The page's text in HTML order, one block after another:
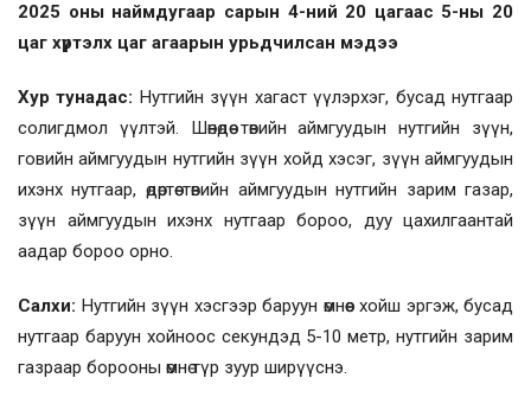
2025 оны наймдугаар сарын 4-ний 20 цагаас 5-ны 20
цаг хүртэлх цаг агаарын урьдчилсан мэдээ
Хур тунадас: Нутгийн зүүн хагаст үүлэрхэг, бусад нутгаар
солигдмол үүлтэй. Шөнөдөө төвийн аймгуудын нутгийн зүүн,
говийн аймгуудын нутгийн зүүн хойд хэсэг, зүүн аймгуудын
ихэнх нутгаар, өдөртөө төвийн аймгуудын нутгийн зарим газар,
зүүн аймгуудын ихэнх нутгаар бороо, дуу цахилгаантай
аадар бороо орно.
Салхи: Нутгийн зүүн хэсгээр баруун өмнөөс хойш эргэж, бусад
нутгаар баруун хойноос секундэд 5-10 метр, нутгийн зарим
газраар борооны өмнө түр зуур ширүүснэ.